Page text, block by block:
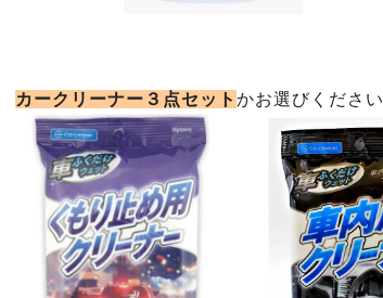
カークリーナー３点セット かお選びください